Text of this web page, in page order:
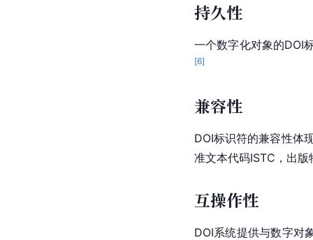
持久性
一个数字化对象的DOI
[6]
兼容性
DOI标识符的兼容性体
准文本代码ISTC，出版
互操作性
DOI系统提供与数字对